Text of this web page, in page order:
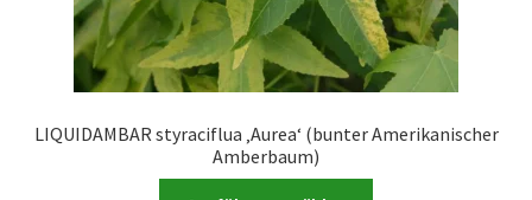
LIQUIDAMBAR styraciflua ‚Aurea‘ (bunter Amerikanischer
Amberbaum)